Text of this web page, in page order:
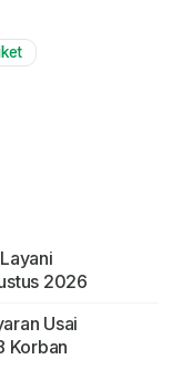
2026
Usai
Korban